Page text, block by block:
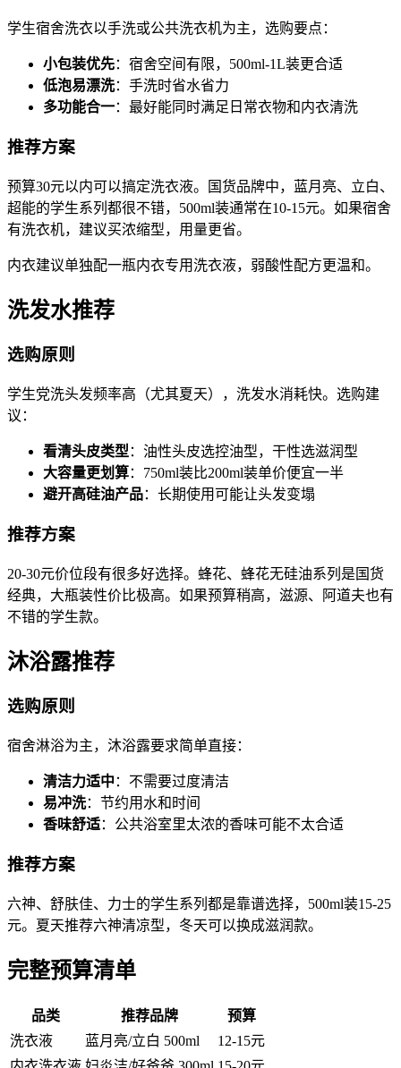
学生宿舍洗衣以手洗或公共洗衣机为主，选购要点：
小包装优先：宿舍空间有限，500ml-1L装更合适
低泡易漂洗：手洗时省水省力
多功能合一：最好能同时满足日常衣物和内衣清洗
推荐方案
预算30元以内可以搞定洗衣液。国货品牌中，蓝月亮、立白、
超能的学生系列都很不错，500ml装通常在10-15元。如果宿舍
有洗衣机，建议买浓缩型，用量更省。
内衣建议单独配一瓶内衣专用洗衣液，弱酸性配方更温和。
洗发水推荐
选购原则
学生党洗头发频率高（尤其夏天），洗发水消耗快。选购建
议：
看清头皮类型 ：油性头皮选控油型，干性选滋润型
大容量更划算：750ml装比200ml装单价便宜一半
避开高硅油产品：长期使用可能让头发变塌
推荐方案
20-30元价位段有很多好选择。蜂花、蜂花无硅油系列是国货
经典，大瓶装性价比极高。如果预算稍高，滋源、阿道夫也有
不错的学生款。
沐浴露推荐
选购原则
宿舍淋浴为主，沐浴露要求简单直接：
清洁力适中 ：不需要过度清洁
易冲洗：节约用水和时间
香味舒适：公共浴室里太浓的香味可能不太合适
推荐方案
六神、舒肤佳、力士的学生系列都是靠谱选择，500ml装15-25
元。夏天推荐六神清凉型，冬天可以换成滋润款。
完整预算清单
品类 推荐品牌
预算
洗衣液
蓝月亮/立白 500ml
12-15元